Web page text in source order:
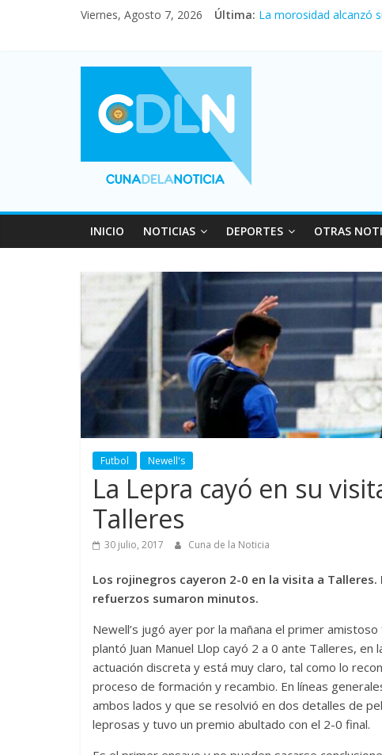
Viernes, Agosto 7, 2026 Última: Central venció 1 a 0 al
Vacaciones de
Fuerte caída de la
INICIO NOTICIAS DEPORTES OTRAS
Futbol Newell's
La Lepra cayó en su
Talleres
30 julio, 2017 Cuna de la Noticia
Los rojinegros cayeron 2-0 en la visita a
refuerzos sumaron minutos.
Newell’s jugó ayer por la mañana el primer
plantó Juan Manuel Llop cayó 2 a 0 ante Talleres,
actuación discreta y está muy claro, tal como lo
proceso de formación y recambio. En líneas
ambos lados y que se resolvió en dos detalles de
leprosas y tuvo un premio abultado con el 2-0 final.